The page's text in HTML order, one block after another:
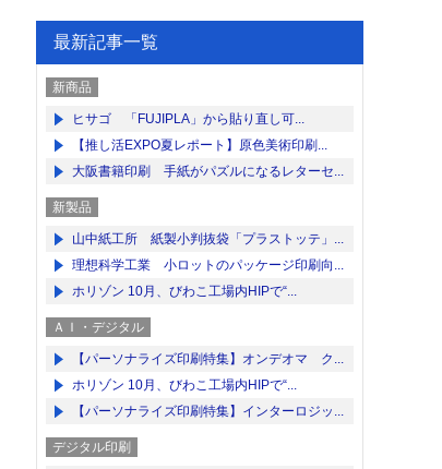
最新記事一覧
新商品
ヒサゴ 「FUJIPLA」から貼り直し可...
【推し活EXPO夏レポート】原色美術印刷...
大阪書籍印刷 手紙がパズルになるレターセ...
新製品
山中紙工所 紙製小判抜袋「プラストッテ」...
理想科学工業 小ロットのパッケージ印刷向...
ホリゾン 10月、びわこ工場内HIPで“...
ＡＩ・デジタル
【パーソナライズ印刷特集】オンデオマ ク...
ホリゾン 10月、びわこ工場内HIPで“...
【パーソナライズ印刷特集】インターロジッ...
デジタル印刷